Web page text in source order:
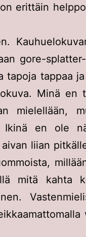
erittäin
gore-
tapoja tappaa
Minä en
mielellään,
en ole
liian
mitä kahta